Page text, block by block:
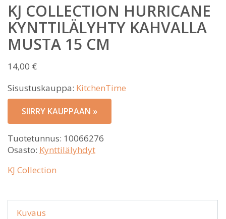
KJ COLLECTION HURRICANE
KYNTTILÄLYHTY KAHVALLA
MUSTA 15 CM
14,00 €
Sisustuskauppa: KitchenTime
SIIRRY KAUPPAAN »
Tuotetunnus: 10066276
Osasto: Kynttilälyhdyt
KJ Collection
Kuvaus